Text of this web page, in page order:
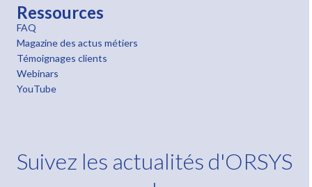
Ressources
FAQ
Magazine des actus métiers
Témoignages clients
Webinars
YouTube
Suivez les actualités d'ORSYS